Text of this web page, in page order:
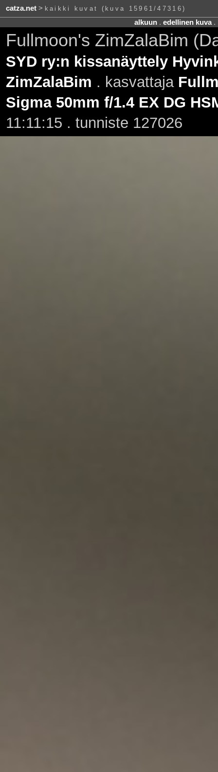
catza.net> kaikki kuvat (kuva 15961/47316)
alkuun. edellinen kuva.
Fullmoon's ZimZalaBim
SYD ry:n kissanäyttely
ZimZalaBim . kasvattaja
Sigma 50mm f/1.4 EX DG
11:11:15 . tunniste 127026